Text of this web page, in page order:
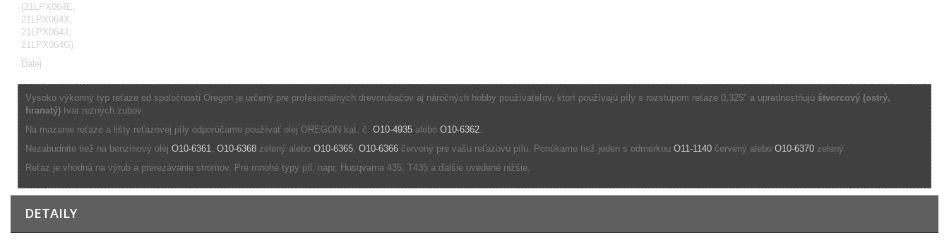
Ďalej
Vysoko výkonný typ reťaze od spoločnosti Oregon je určený pre profesionálnych drevorubačov aj náročných hobby používateľov, ktorí používajú píly s rozstupom reťaze 0,325" a uprednostňujú štvorcový (ostrý,
hranatý) tvar rezných zubov.
Na mazanie reťaze a lišty reťazovej píly odporúčame používať olej OREGON kat. č. O10-4935 alebo O10-6362.
Nezabudnite tiež na benzínový olej O10-6361, O10-6368 zelený alebo O10-6365, O10-6366 červený pre vašu reťazovú pílu. Ponúkame tiež jeden s odmerkou O11-1140 červený alebo O10-6370 zelený
Reťaz je vhodná na výrub a prerezávanie stromov. Pre mnohé typy píl, napr. Husqvarna 435, T435 a ďalšie uvedené nižšie.
DETAILY